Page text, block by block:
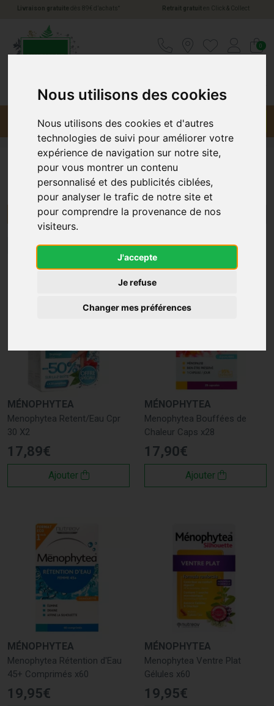
Nous utilisons des cookies
Nous utilisons des cookies et d'autres
technologies de suivi pour améliorer votre
expérience de navigation sur notre site,
pour vous montrer un contenu
personnalisé et des publicités ciblées,
pour analyser le trafic de notre site et
pour comprendre la provenance de nos
visiteurs.
J'accepte
Je refuse
Changer mes préférences
Livraison gratuite dès 89€ d’achats * Retrait gratuiten Click & Collect
0
Menu Promotions
Ménophytea
Menu/Filtres
MÉNOPHYTEA
Menophytea Retent/Eau Cpr
30 X2
17,89€
Ajouter
MÉNOPHYTEA
Menophytea Bouffées de
Chaleur Caps x28
17,90€
Ajouter
MÉNOPHYTEA
Menophytea Rétention d'Eau
45+ Comprimés x60
19,95€
MÉNOPHYTEA
Menophytea Ventre Plat
Gélules x60
19,95€